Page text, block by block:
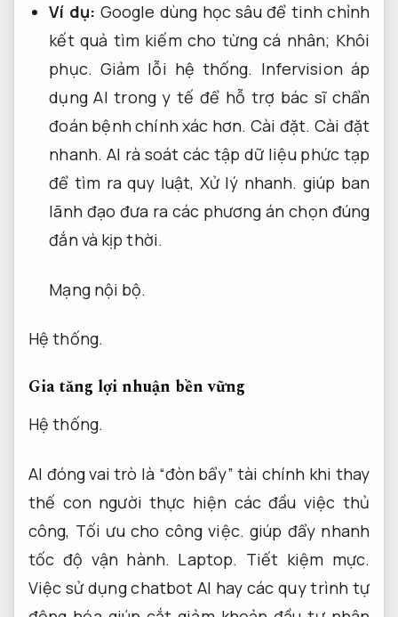
Ví dụ: Google dùng học sâu để tinh chỉnh
kết quả tìm kiếm cho từng cá nhân; Khôi
phục. Giảm lỗi hệ thống. Infervision áp
dụng AI trong y tế để hỗ trợ bác sĩ chẩn
đoán bệnh chính xác hơn.Cài đặt. Cài đặt
nhanh. AI rà soát các tập dữ liệu phức tạp
để tìm ra quy luật, Xử lý nhanh. giúp ban
lãnh đạo đưa ra các phương án chọn đúng
đắn và kịp thời.
Mạng nội bộ.
Hệ thống.
Gia tăng lợi nhuận bền vững
Hệ thống.
AI đóng vai trò là “đòn bẩy” tài chính khi thay
thế con người thực hiện các đầu việc thủ
công, Tối ưu cho công việc. giúp đẩy nhanh
tốc độ vận hành. Laptop. Tiết kiệm mực.
Việc sử dụng chatbot AI hay các quy trình tự